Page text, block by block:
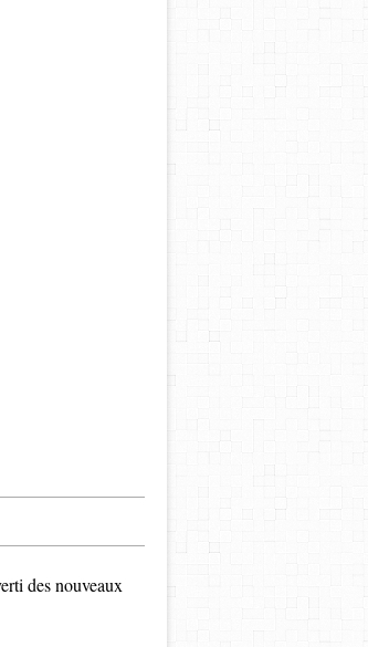
des nouveaux